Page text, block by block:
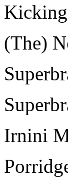
(The)
Irnini